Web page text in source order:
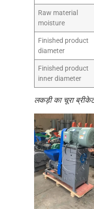
Raw material
moisture
Finished product
diameter
Finished product
inner diameter
लकड़ी का चूरा